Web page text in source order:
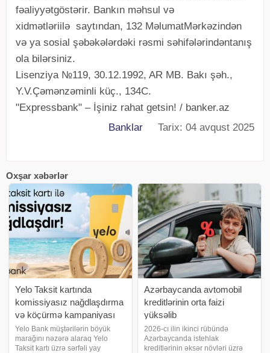
fəaliyyətgöstərir. Bankın məhsul və
xidmətləriilə saytından, 132 MəlumatMərkəzindən
və ya sosial şəbəkələrdəki rəsmi səhifələrindəntanış
ola bilərsiniz.
Lisenziya №119, 30.12.1992, AR MB. Bakı şəh.,
Y.V.Çəmənzəminli küç., 134C.
"Expressbank" – İşiniz rahat getsin! / banker.az
Banklar Tarix: 04 avqust 2025
Oxşar xəbərlər
Yelo Taksit kartında
komissiyasız nağdlaşdırma
və köçürmə kampaniyası
uzadıldı
Yelo Bank müştərilərin böyük
marağını nəzərə alaraq Yelo
Taksit kartı üzrə sərfəli yay
Azərbaycanda avtomobil
kreditlərinin orta faizi
yüksəlib
2026-cı ilin ikinci rübündə
Azərbaycanda istehlak
kreditlərinin əksər növləri üzrə